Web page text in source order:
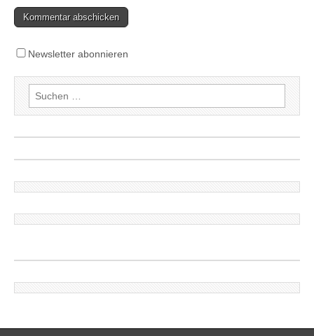
Newsletter abonnieren
Suchen
nach: